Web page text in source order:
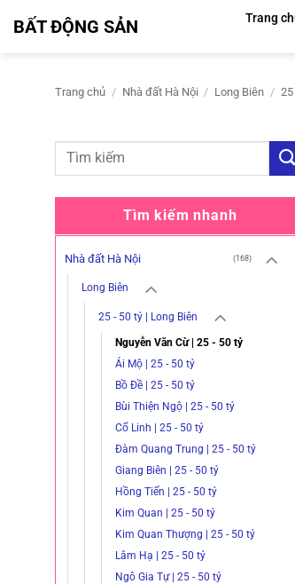
quaBẤT ĐỘNG SẢN Trang
Trang chủ / Nhà đất Hà Nội / Long Biên / 25
Tìm kiếm nhanh
Nhà đất Hà Nội (168)
Long Biên
25 - 50 tỷ | Long Biên
Nguyễn Văn Cừ | 25 - 50 tỷ
Ái Mộ | 25 - 50 tỷ
Bồ Đề | 25 - 50 tỷ
Bùi Thiện Ngộ | 25 - 50 tỷ
Cổ Linh | 25 - 50 tỷ
Đàm Quang Trung | 25 - 50 tỷ
Giang Biên | 25 - 50 tỷ
Hồng Tiến | 25 - 50 tỷ
Kim Quan | 25 - 50 tỷ
Kim Quan Thượng | 25 - 50 tỷ
Lâm Hạ | 25 - 50 tỷ
Ngô Gia Tự | 25 - 50 tỷ